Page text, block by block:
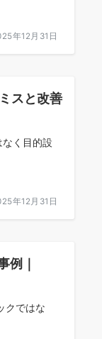
年12月31日
スと改善
く目的設
年12月31日
例｜
クではな